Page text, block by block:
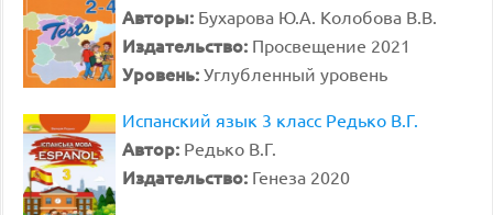
Авторы: Бухарова Ю.А. Колобова В.В.
Издательство: Просвещение 2021
Уровень: Углубленный уровень
Испанский язык 3 класс Редько В.Г.
Автор: Редько В.Г.
Издательство: Генеза 2020